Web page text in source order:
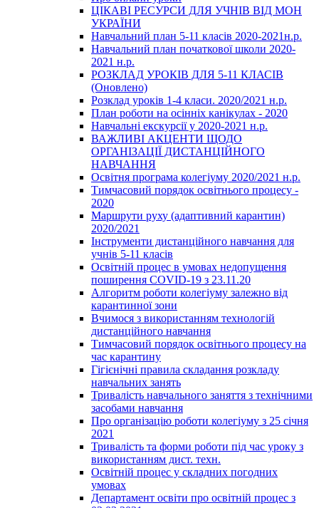
ЦІКАВІ РЕСУРСИ ДЛЯ УЧНІВ ВІД МОН
УКРАЇНИ
Навчальний план 5-11 класів 2020-2021н.р.
Навчальний план початкової школи 2020-
2021 н.р.
РОЗКЛАД УРОКІВ ДЛЯ 5-11 КЛАСІВ
(Оновлено)
Розклад уроків 1-4 класи. 2020/2021 н.р.
План роботи на осінніх канікулах - 2020
Навчальні екскурсії у 2020-2021 н.р.
ВАЖЛИВІ АКЦЕНТИ ЩОДО
ОРГАНІЗАЦІЇ ДИСТАНЦІЙНОГО
НАВЧАННЯ
Освітня програма колегіуму 2020/2021 н.р.
Тимчасовий порядок освітнього процесу -
2020
Маршрути руху (адаптивний карантин)
2020/2021
Інструменти дистанційного навчання для
учнів 5-11 класів
Освітній процес в умовах недопущення
поширення COVID-19 з 23.11.20
Алгоритм роботи колегіуму залежно від
карантинної зони
Вчимося з використанням технологій
дистанційного навчання
Тимчасовий порядок освітнього процесу на
час карантину
Гігієнічні правила складання розкладу
навчальних занять
Тривалість навчального заняття з технічними
засобами навчання
Про організацію роботи колегіуму з 25 січня
2021
Тривалість та форми роботи під час уроку з
використанням дист. техн.
Освітній процес у складних погодних
умовах
Департамент освіти про освітній процес з